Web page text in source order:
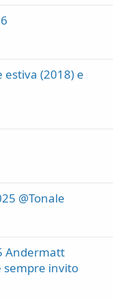
estiva (2018) e
@Tonale
Andermatt
sempre invito